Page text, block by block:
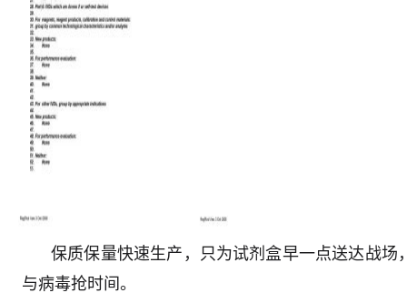
保质保量快速生产，只为试剂盒早一点送达战场
与病毒抢时间。